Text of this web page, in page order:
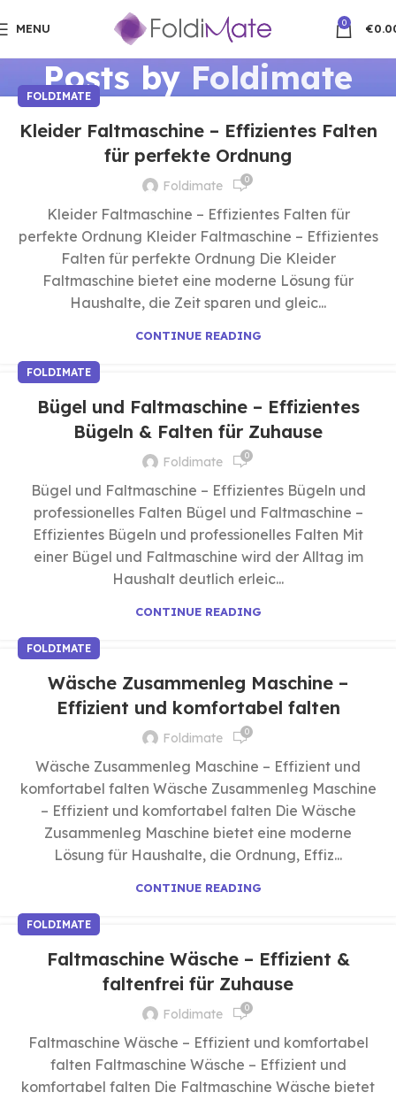
MENU 0 €
Posts by Foldimate
FOLDIMATE
Kleider Faltmaschine – Effizientes Falten
für perfekte Ordnung
Foldimate 0
Kleider Faltmaschine – Effizientes Falten für
perfekte Ordnung Kleider Faltmaschine – Effizientes
Falten für perfekte Ordnung Die Kleider
Faltmaschine bietet eine moderne Lösung für
Haushalte, die Zeit sparen und gleic...
CONTINUE READING
FOLDIMATE
Bügel und Faltmaschine – Effizientes
Bügeln & Falten für Zuhause
Foldimate 0
Bügel und Faltmaschine – Effizientes Bügeln und
professionelles Falten Bügel und Faltmaschine –
Effizientes Bügeln und professionelles Falten Mit
einer Bügel und Faltmaschine wird der Alltag im
Haushalt deutlich erleic...
CONTINUE READING
FOLDIMATE
Wäsche Zusammenleg Maschine –
Effizient und komfortabel falten
Foldimate 0
Wäsche Zusammenleg Maschine – Effizient und
komfortabel falten Wäsche Zusammenleg Maschine
– Effizient und komfortabel falten Die Wäsche
Zusammenleg Maschine bietet eine moderne
Lösung für Haushalte, die Ordnung, Effiz...
CONTINUE READING
FOLDIMATE
Faltmaschine Wäsche – Effizient &
faltenfrei für Zuhause
Foldimate 0
Faltmaschine Wäsche – Effizient und komfortabel
falten Faltmaschine Wäsche – Effizient und
komfortabel falten Die Faltmaschine Wäsche bietet